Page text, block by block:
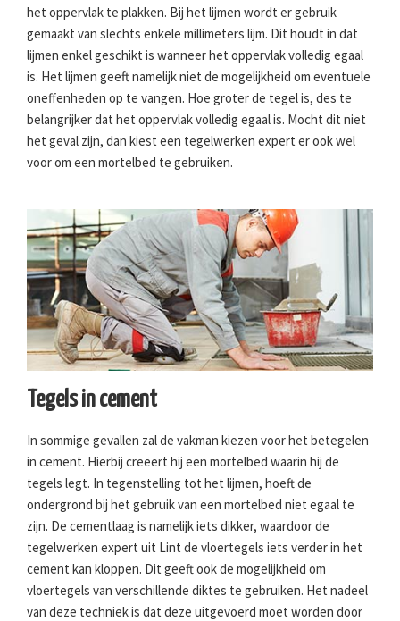
het oppervlak te plakken. Bij het lijmen wordt er gebruik
gemaakt van slechts enkele millimeters lijm. Dit houdt in dat
lijmen enkel geschikt is wanneer het oppervlak volledig egaal
is. Het lijmen geeft namelijk niet de mogelijkheid om eventuele
oneffenheden op te vangen. Hoe groter de tegel is, des te
belangrijker dat het oppervlak volledig egaal is. Mocht dit niet
het geval zijn, dan kiest een tegelwerken expert er ook wel
voor om een mortelbed te gebruiken.
Tegels in cement
In sommige gevallen zal de vakman kiezen voor het betegelen
in cement. Hierbij creëert hij een mortelbed waarin hij de
tegels legt. In tegenstelling tot het lijmen, hoeft de
ondergrond bij het gebruik van een mortelbed niet egaal te
zijn. De cementlaag is namelijk iets dikker, waardoor de
tegelwerken expert uit Lint de vloertegels iets verder in het
cement kan kloppen. Dit geeft ook de mogelijkheid om
vloertegels van verschillende diktes te gebruiken. Het nadeel
van deze techniek is dat deze uitgevoerd moet worden door